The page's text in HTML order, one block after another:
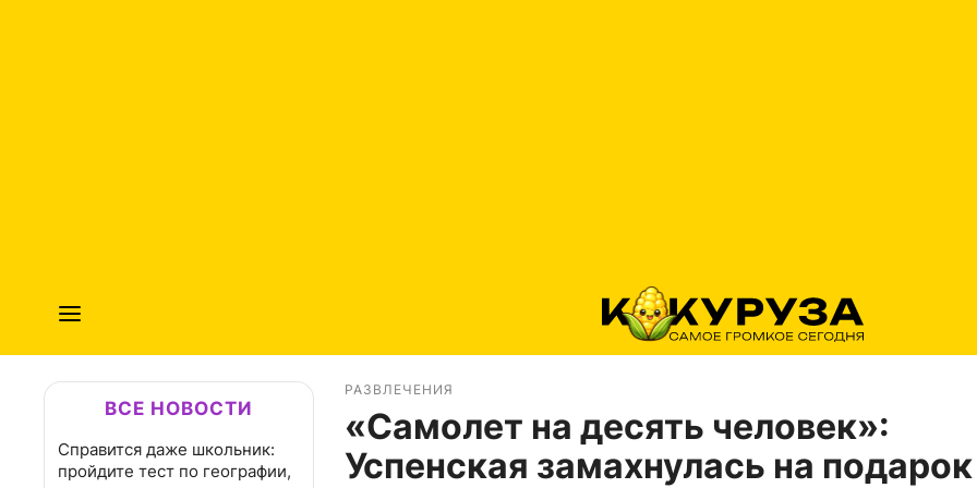
ВСЕ НОВОСТИ
Справится даже школьник:
пройдите тест по географии,
РАЗВЛЕЧЕНИЯ
«Самолет на десять человек»:
Успенская замахнулась на